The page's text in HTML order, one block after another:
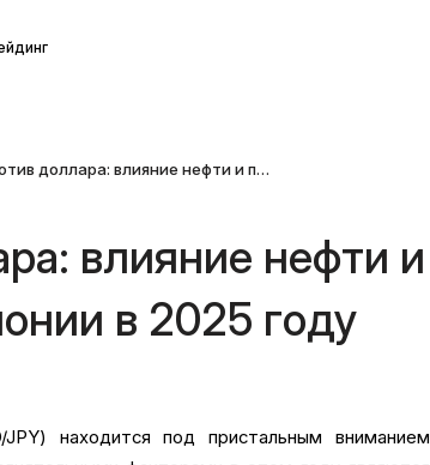
Иена против доллара: влияние нефти и политики Банка Японии в 2025 году
влияние нефти и
в 2025 году
находится под пристальным вниманием